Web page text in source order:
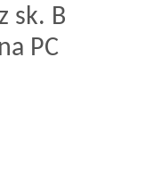
sk. B
PC